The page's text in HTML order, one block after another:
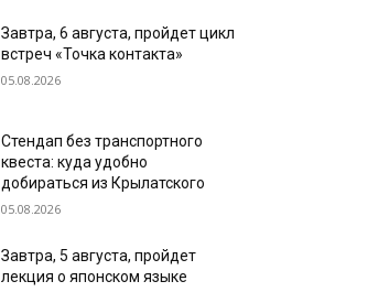
Завтра, 6 августа, пройдет цикл
встреч «Точка контакта»
05.08.2026
Стендап без транспортного
квеста: куда удобно
добираться из Крылатского
05.08.2026
Завтра, 5 августа, пройдет
лекция о японском языке